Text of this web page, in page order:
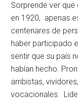
Sorprende ver
en 1920, apenas
centenares de
haber participado
sentir que su país
habían hecho.
arribistas,
vocacionales.